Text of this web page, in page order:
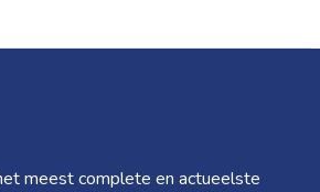
meest complete en actueelste